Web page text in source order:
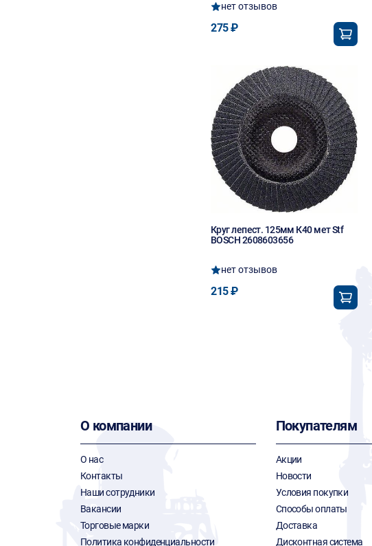
нет отзывов
275 ₽
Круг лепест. 125мм К40 мет Stf
BOSCH 2608603656
нет отзывов
215 ₽
О компании
О нас
Контакты
Наши сотрудники
Вакансии
Торговые марки
Политика конфиденциальности
Покупателям
Акции
Новости
Условия покупки
Способы оплаты
Доставка
Дисконтная система